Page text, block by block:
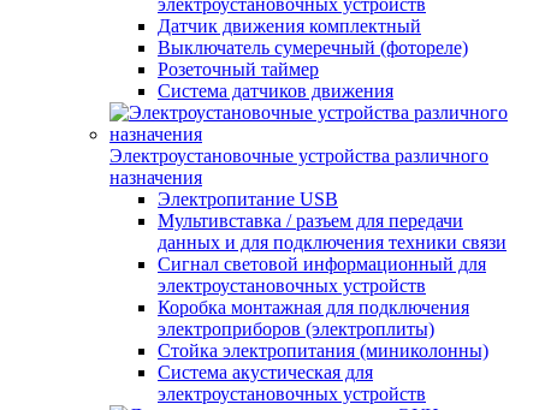
электроустановочных устройств
Датчик движения комплектный
Выключатель сумеречный (фотореле)
Розеточный таймер
Система датчиков движения
Электроустановочные устройства различного
назначения
Электропитание USB
Мультивставка / разъем для передачи
данных и для подключения техники связи
Сигнал световой информационный для
электроустановочных устройств
Коробка монтажная для подключения
электроприборов (электроплиты)
Стойка электропитания (миниколонны)
Система акустическая для
электроустановочных устройств